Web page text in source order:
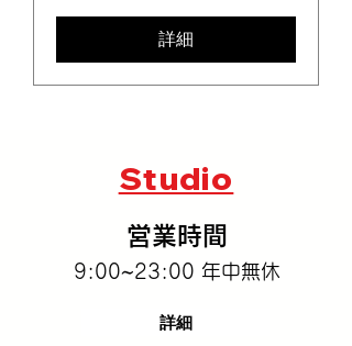
詳細
​Studio
営業時間
9:00~23:00 年中無休
詳細